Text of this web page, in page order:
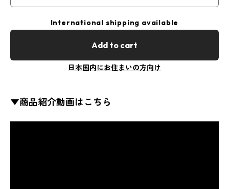
International shipping available
Add to cart
日本国内にお住まいの方向け
▼商品紹介動画はこちら